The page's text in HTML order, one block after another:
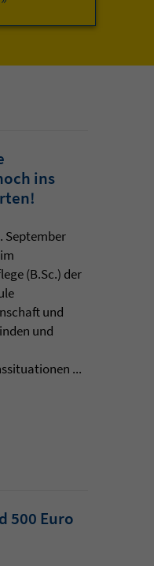
ins
September
(B.Sc.) der
und
und
...
500 Euro